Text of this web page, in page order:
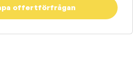
offertförfrågan